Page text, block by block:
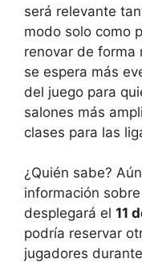
será relevante
modo solo como
renovar de forma
se espera más
del juego para
salones más
clases para las
¿Quién sabe?
información
desplegará el 11
podría reservar
jugadores